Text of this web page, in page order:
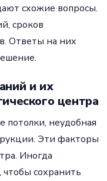
схожие вопросы.
сроков
Ответы на них
и их
центра
потолки, неудобная
Эти факторы
Иногда
сохранить